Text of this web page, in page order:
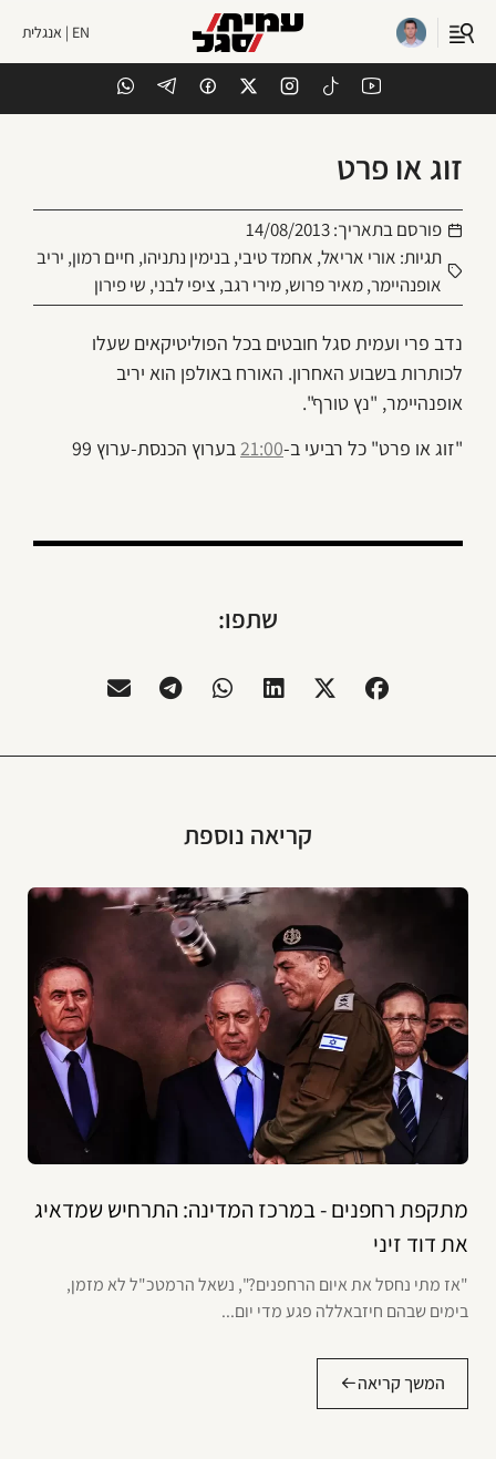
EN | אנגלית
זוג או פרט
פורסם בתאריך:14/08/2013
תגיות: אורי אריאל, אחמד טיבי,בנימין נתניהו, חיים רמון, יריב
אופנהיימר,מאיר פרוש,מירי רגב, ציפי לבני, שי פירון
נדב פרי ועמית סגל חובטים בכל הפוליטיקאים שעלו
לכותרות בשבוע האחרון. האורח באולפן הוא יריב
אופנהיימר, "נץ טורף".
"זוג או פרט" כל רביעי ב-21:00בערוץ הכנסת-ערוץ 99
שתפו:
קריאה נוספת
מתקפת רחפנים - במרכז המדינה: התרחיש שמדאיג
את דוד זיני
"אז מתי נחסל את איום הרחפנים?", נשאל הרמטכ"ל לא מזמן,
בימים שבהם חיזבאללה פגע מדי יום...
המשך קריאה